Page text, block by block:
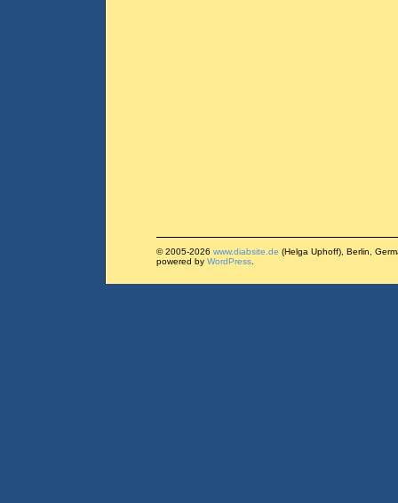
© 2005-2026 www.diabsite.de (Helga Uphoff), Berlin,
powered by WordPress.